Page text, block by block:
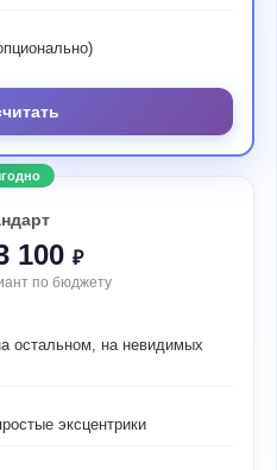
100 ₽
по бюджету
остальном, на невидимых
эксцентрики